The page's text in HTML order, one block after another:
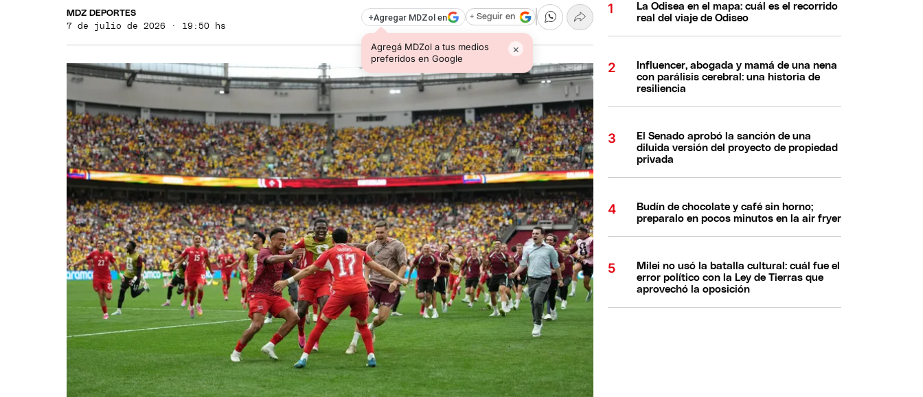
MDZ DEPORTES
7 de julio de 2026 · 19:50 hs
+Agregar MDZol en
Agregá MDZol a tus medios
preferidos en Google
×
+ Seguir en
La Odisea en el mapa: cuál es el recorrido
real del viaje de Odiseo
Influencer, abogada y mamá de una nena
con parálisis cerebral: una historia de
resiliencia
El Senado aprobó la sanción de una
diluida versión del proyecto de propiedad
privada
Budín de chocolate y café sin horno;
preparalo en pocos minutos en la air fryer
Milei no usó la batalla cultural: cuál fue el
error político con la Ley de Tierras que
aprovechó la oposición